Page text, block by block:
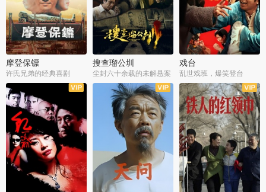
摩登保镖
许氏兄弟的经典喜剧
搜查瑠公圳
尘封六十余载的未解悬案
戏台
乱世戏班，爆笑登台